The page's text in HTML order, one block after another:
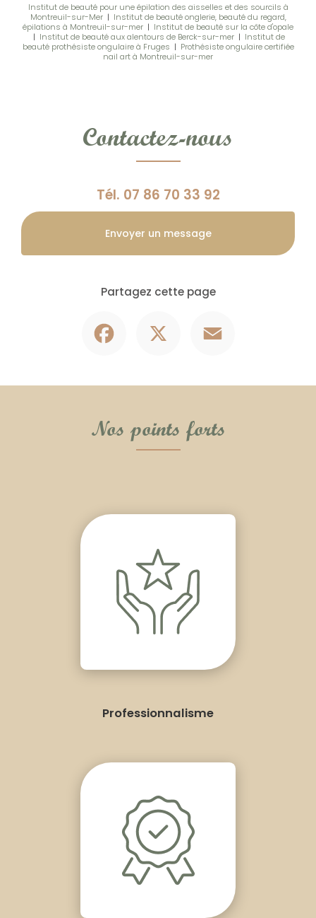
Institut de beauté pour une épilation des aisselles et des sourcils à
Montreuil-sur-Mer| Institut de beauté onglerie, beauté du regard,
épilations à Montreuil-sur-mer | Institut de beauté sur la côte d'opale
| Institut de beauté aux alentours de Berck-sur-mer | Institut de
beauté prothésiste ongulaire à Fruges | Prothésiste ongulaire certifiée
nail art à Montreuil-sur-mer
Contactez-nous
Tél. 07 86 70 33 92
Envoyer un message
Partagez cette page
Nos points forts
Professionnalisme